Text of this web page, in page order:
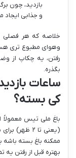
بازدید، چون
و جذابی ایجاد
خلاصه که هر فصلی
وهوای مطبوع تری
رفتن، یه چکاپ از
بگذره.
ساعات
کی بسته؟
(یعنی تا ۲
ممکنه باغ بسته باشه
بهتره قبل از رفتن یه